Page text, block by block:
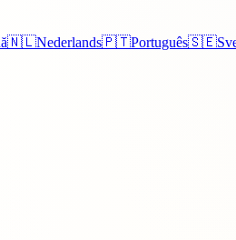
🇳🇱Nederlands🇵🇹Português🇸🇪